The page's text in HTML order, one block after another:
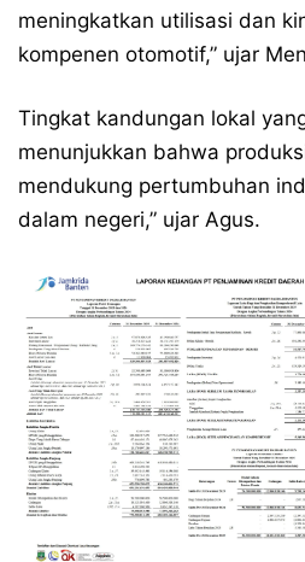
meningkatkan utilisasi dan
kompenen otomotif,” ujar
Tingkat kandungan lokal
menunjukkan bahwa
mendukung pertumbuhan
dalam negeri,” ujar Agus.